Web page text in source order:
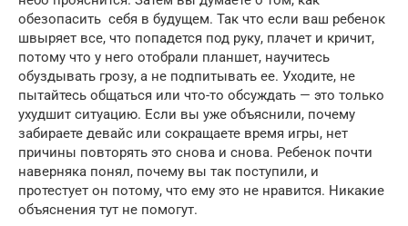
обезопасить себя в будущем. Так что если ваш ребенок
швыряет все, что попадется под руку, плачет и кричит,
потому что у него отобрали планшет, научитесь
обуздывать грозу, а не подпитывать ее. Уходите, не
пытайтесь общаться или что-то обсуждать — это только
ухудшит ситуацию. Если вы уже объяснили, почему
забираете девайс или сокращаете время игры, нет
причины повторять это снова и снова. Ребенок почти
наверняка понял, почему вы так поступили, и
протестует он потому, что ему это не нравится. Никакие
объяснения тут не помогут.